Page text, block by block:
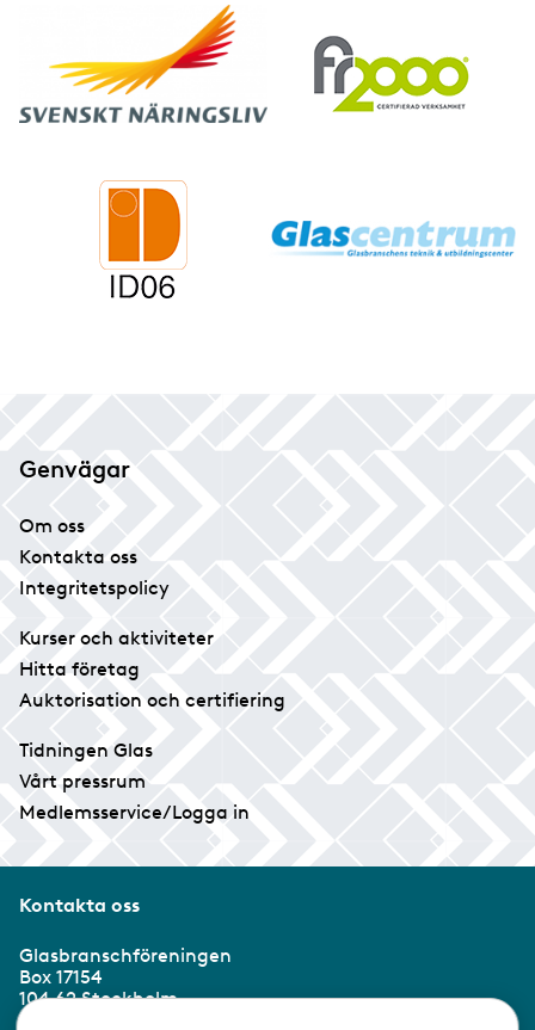
Genvägar
Om oss
Kontakta oss
Integritetspolicy
Kurser och aktiviteter
Hitta företag
Auktorisation och certifiering
Tidningen Glas
Vårt pressrum
Medlemsservice/Logga in
Kontakta oss
Glasbranschföreningen
Box 17154
104 62 Stockholm